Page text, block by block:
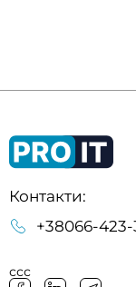
Контакти:
+38066-423-
ссс